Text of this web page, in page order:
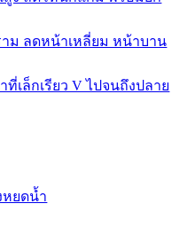
าม ลดหน้าเหลี่ยม หน้าบาน
ที่เล็กเรียว V ไปจนถึงปลาย
หยดน้ำ